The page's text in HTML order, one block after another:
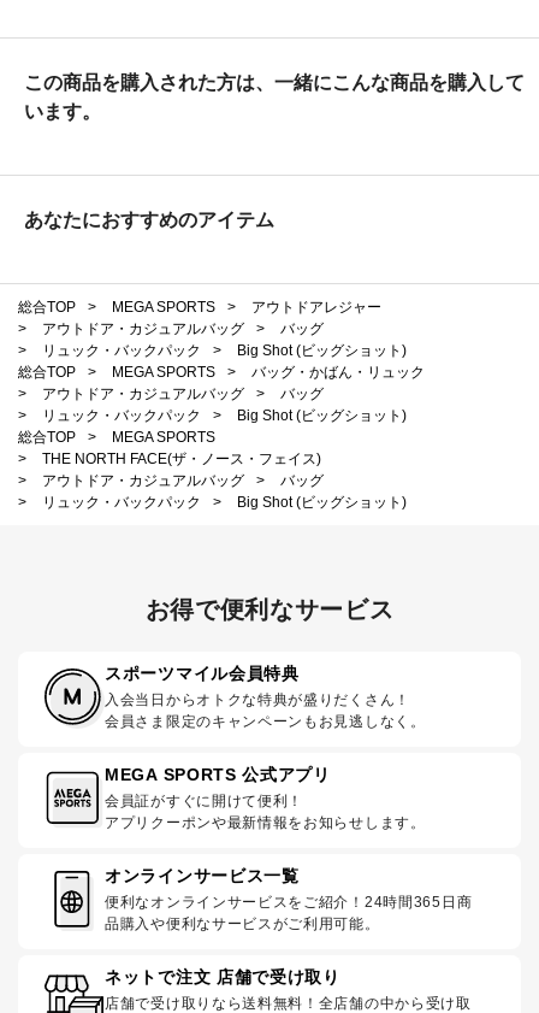
この商品を購入された方は、一緒にこんな商品を購入して
います。
あなたにおすすめのアイテム
総合TOP > MEGA SPORTS >
アウトドアレジャー
>
アウトドア・カジュアルバッグ >
バッグ
>
リュック・バックパック >
Big Shot (ビッグショット)
総合TOP
> MEGA SPORTS >
バッグ・かばん・リュック
>
アウトドア・カジュアルバッグ >
バッグ
>
リュック・バックパック >
Big Shot (ビッグショット)
総合TOP
>
MEGA SPORTS
>
THE NORTH FACE(ザ・ノース・フェイス)
>
アウトドア・カジュアルバッグ >
バッグ
>
リュック・バックパック > Big Shot (ビッグショット)
お得で便利なサービス
スポーツマイル会員特典
入会当日からオトクな特典が盛りだくさん！
会員さま限定のキャンペーンもお見逃しなく。
MEGA SPORTS 公式アプリ
会員証がすぐに開けて便利！
アプリクーポンや最新情報をお知らせします。
オンラインサービス一覧
便利なオンラインサービスをご紹介！24時間365日商
品購入や便利なサービスがご利用可能。
ネットで注文 店舗で受け取り
店舗で受け取りなら送料無料！全店舗の中から受け取